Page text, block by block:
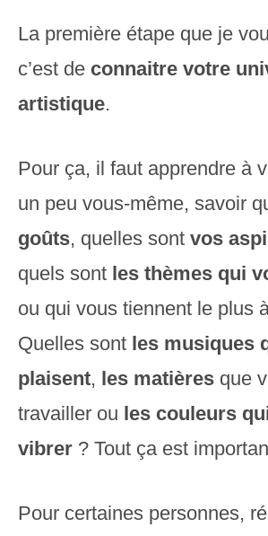
La première étape que je
c’est de connaitre votre
artistique.
Pour ça, il faut apprendre à
un peu vous-même, savoir
goûts, quelles sont vos
quels sont les thèmes qui
ou qui vous tiennent le plus
Quelles sont les musiques
plaisent, les matières que
travailler ou les couleurs
vibrer ? Tout ça est
Pour certaines personnes,